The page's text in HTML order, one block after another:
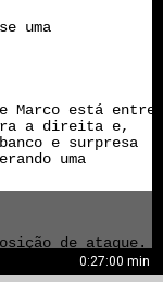
0:27:00 min
uma
Marco está entre
a direita e,
e surpresa
uma
de ataque.
de alguém.